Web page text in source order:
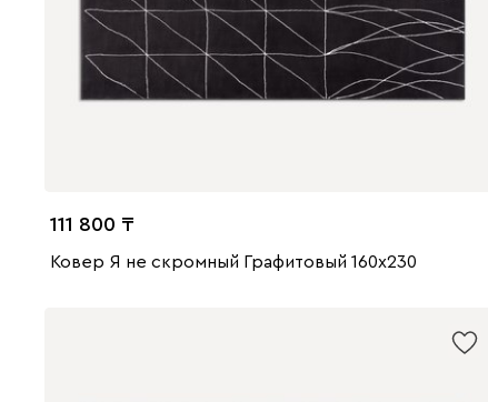
111 800
Ковер Я не скромный Графитовый 160x230